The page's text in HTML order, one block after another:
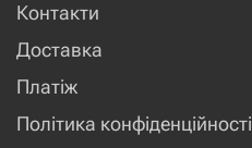
Контакти
Доставка
Платіж
Політика конфіденційності